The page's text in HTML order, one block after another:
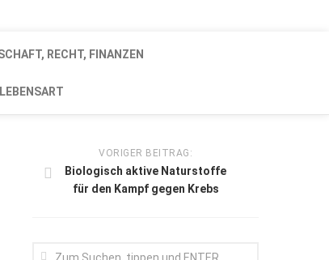
RECHT, FINANZEN
LEBENSART
VORIGER BEITRAG:
Biologisch aktive Naturstoffe
für den Kampf gegen Krebs